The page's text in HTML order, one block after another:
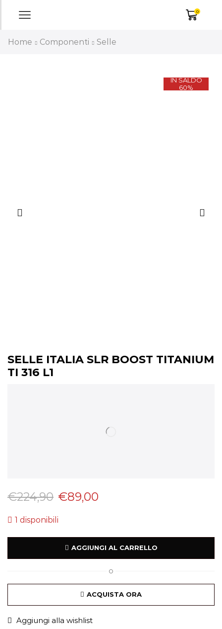
0
Home Componenti Selle
IN SALDO
60%
SELLE ITALIA SLR BOOST TITANIUM
TI 316 L1
€224,90 €89,00
1 disponibili
AGGIUNGI AL CARRELLO
O
ACQUISTA ORA
Aggiungi alla wishlist